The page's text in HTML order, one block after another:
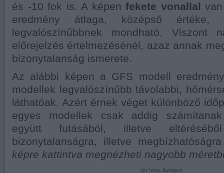
és -10 fok is. A képenfekete vonallal
eredmény átlaga, középső
legvalószínűbbnek mondható. Viszont
előrejelzés értelmezésénél, azaz annak
bizonytalanság ismerete.
Az alábbi képen a GFS modell
modellek legvalószínűbb távolabbi,
láthatóak. Azért érnek véget különböző
egyes modellek csak addig
együtt futásából, illetve
bizonytalanságra, illetve
képre kattintva megnézheti nagyobb